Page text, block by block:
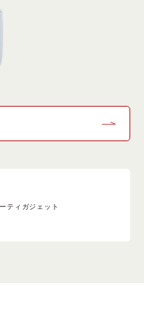
ティガジェット